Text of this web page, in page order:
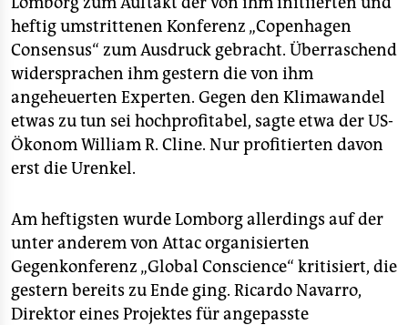
verlag
veranstaltungen
shop
fragen & hilfe
unterstützen
genossenschaft
epaper login
heftig umstrittenen Konferenz „Copenhagen
Consensus“ zum Ausdruck gebracht. Überraschend
widersprachen ihm gestern die von ihm
angeheuerten Experten. Gegen den Klimawandel
etwas zu tun sei hochprofitabel, sagte etwa der US-
Ökonom William R. Cline. Nur profitierten davon
erst die Urenkel.
Am heftigsten wurde Lomborg allerdings auf der
unter anderem von Attac organisierten
Gegenkonferenz „Global Conscience“ kritisiert, die
gestern bereits zu Ende ging. Ricardo Navarro,
Direktor eines Projektes für angepasste